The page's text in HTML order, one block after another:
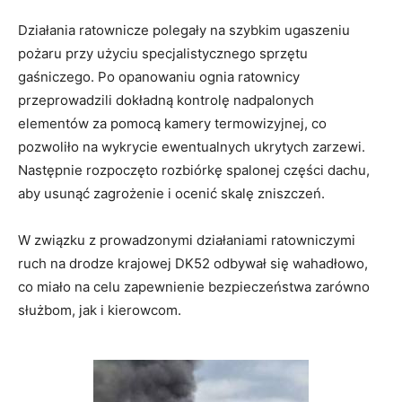
Działania ratownicze polegały na szybkim ugaszeniu
pożaru przy użyciu specjalistycznego sprzętu
gaśniczego. Po opanowaniu ognia ratownicy
przeprowadzili dokładną kontrolę nadpalonych
elementów za pomocą kamery termowizyjnej, co
pozwoliło na wykrycie ewentualnych ukrytych zarzewi.
Następnie rozpoczęto rozbiórkę spalonej części dachu,
aby usunąć zagrożenie i ocenić skalę zniszczeń.
W związku z prowadzonymi działaniami ratowniczymi
ruch na drodze krajowej DK52 odbywał się wahadłowo,
co miało na celu zapewnienie bezpieczeństwa zarówno
służbom, jak i kierowcom.